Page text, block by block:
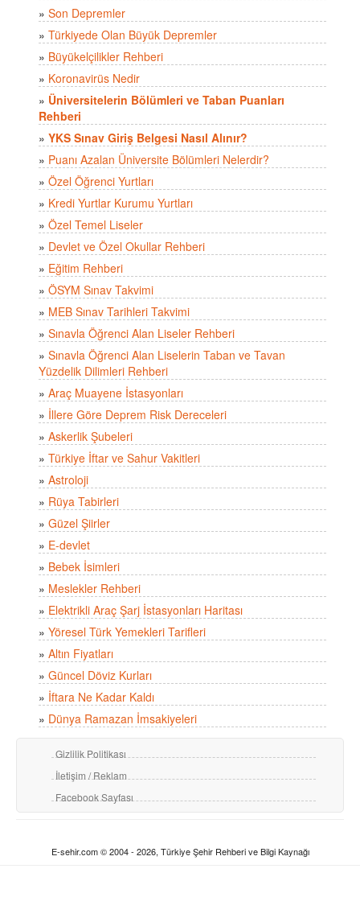
» Son Depremler
» Türkiyede Olan Büyük Depremler
» Büyükelçilikler Rehberi
» Koronavirüs Nedir
» Üniversitelerin Bölümleri ve Taban Puanları
Rehberi
» YKS Sınav Giriş Belgesi Nasıl Alınır?
» Puanı Azalan Üniversite Bölümleri Nelerdir?
» Özel Öğrenci Yurtları
» Kredi Yurtlar Kurumu Yurtları
» Özel Temel Liseler
» Devlet ve Özel Okullar Rehberi
» Eğitim Rehberi
» ÖSYM Sınav Takvimi
» MEB Sınav Tarihleri Takvimi
» Sınavla Öğrenci Alan Liseler Rehberi
» Sınavla Öğrenci Alan Liselerin Taban ve Tavan
Yüzdelik Dilimleri Rehberi
» Araç Muayene İstasyonları
» İllere Göre Deprem Risk Dereceleri
» Askerlik Şubeleri
» Türkiye İftar ve Sahur Vakitleri
» Astroloji
» Rüya Tabirleri
» Güzel Şiirler
» E-devlet
» Bebek İsimleri
» Meslekler Rehberi
» Elektrikli Araç Şarj İstasyonları Haritası
» Yöresel Türk Yemekleri Tarifleri
» Altın Fiyatları
» Güncel Döviz Kurları
» İftara Ne Kadar Kaldı
» Dünya Ramazan İmsakiyeleri
Gizlilik Politikası
İletişim / Reklam
Facebook Sayfası
E-sehir.com © 2004 - 2026, Türkiye Şehir Rehberi ve Bilgi Kaynağı